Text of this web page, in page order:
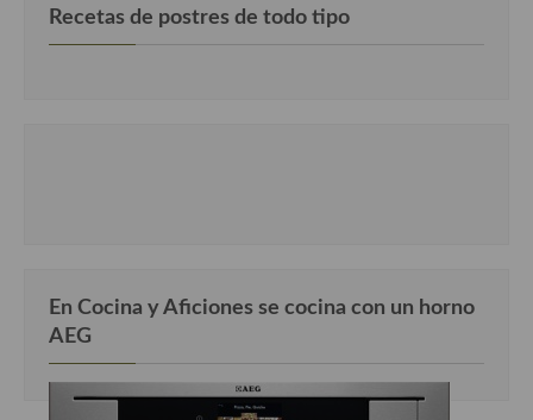
Recetas de postres de todo tipo
En Cocina y Aficiones se cocina con un horno
AEG